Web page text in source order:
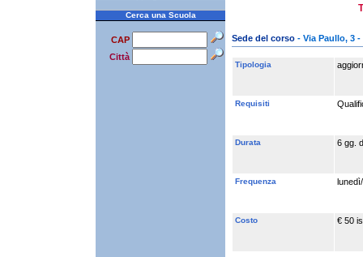
Cerca una Scuola
CAP
Città
Sede del corso- Via Paullo, 3 -
Tipologia
Requisiti
Durata 6 gg.
Frequenza
Costo € 50